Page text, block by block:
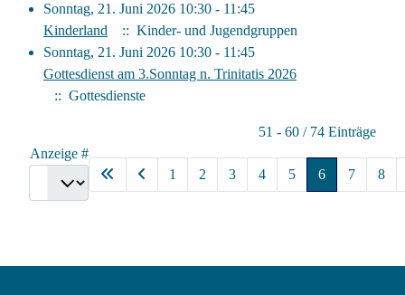
Sonntag, 21. Juni 2026 10:30 - 11:45
Kinderland
:: Kinder- und Jugendgruppen
Sonntag, 21. Juni 2026 10:30 - 11:45
Gottesdienst am 3.Sonntag n. Trinitatis 2026
:: Gottesdienste
51 - 60 / 74 Einträge
Anzeige #
1
2 3 4 5 6 7 8